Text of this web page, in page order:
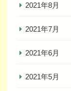
2021年8月
2021年7月
2021年6月
2021年5月